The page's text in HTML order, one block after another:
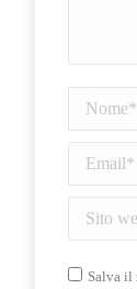
Salva il